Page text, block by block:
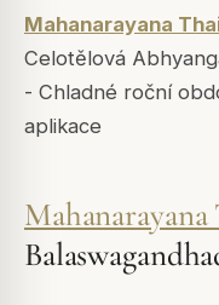
Mahanarayana
Celotělová
- Chladné roční
aplikace